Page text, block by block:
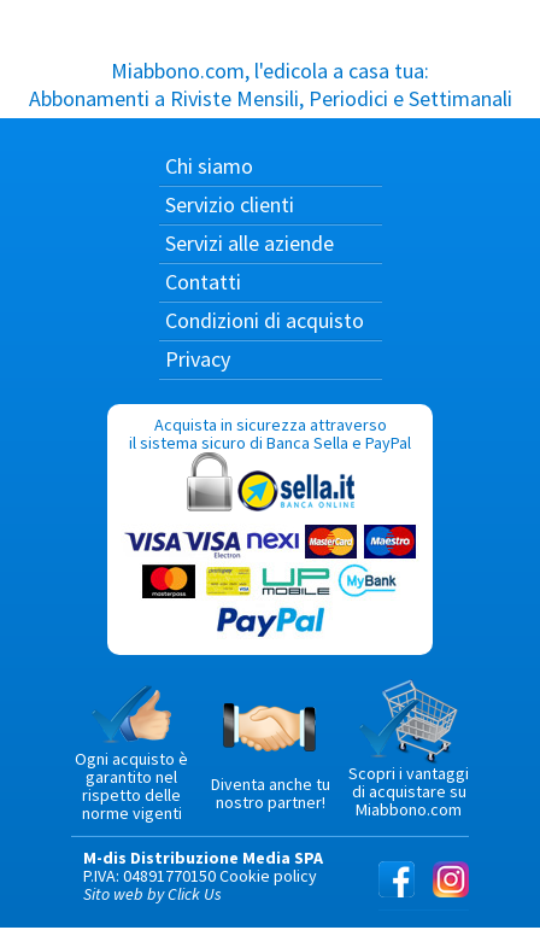
Miabbono.com, l'edicola a casa tua:
Abbonamenti a Riviste Mensili, Periodici e Settimanali
Chi siamo
Servizio clienti
Servizi alle aziende
Contatti
Condizioni di acquisto
Privacy
Acquista in sicurezza attraverso
il sistema sicuro di Banca Sella e PayPal
Ogni acquisto è
garantito nel
rispetto delle
norme vigenti
Diventa anche tu
nostro partner!
Scopri i vantaggi
di acquistare su
Miabbono.com
M-dis Distribuzione Media SPA
P.IVA: 04891770150Cookie policy
Sito web by Click Us